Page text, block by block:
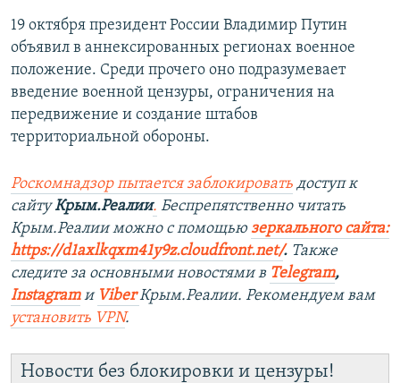
19 октября президент России Владимир Путин
объявил в аннексированных регионах военное
положение. Среди прочего оно подразумевает
введение военной цензуры, ограничения на
передвижение и создание штабов
территориальной обороны.
Роскомнадзор пытается заблокировать доступ к
сайтуКрым.Реалии. Беспрепятственно читать
Крым.Реалии можно с помощью зеркального сайта:
https://d1axlkqxm41y9z.cloudfront.net/. ​ Также
следите за основными новостями в Telegram,
Instagram и ViberКрым.Реалии. Рекомендуем вам
установить VPN.
Новости без блокировки и цензуры!